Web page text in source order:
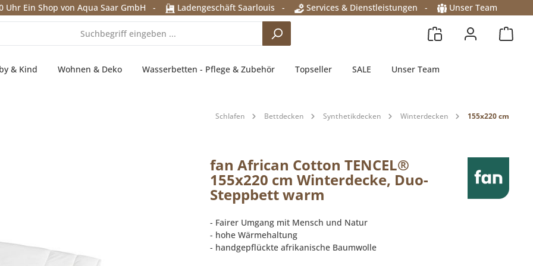
Uhr Ein Shop von Aqua Saar GmbH - Ladengeschäft Saarlouis - Services & Dienstleistungen - Unser Team
& Kind Wohnen & Deko Wasserbetten - Pflege & Zubehör Topseller SALE Unser Team
Schlafen Bettdecken Synthetikdecken Winterdecken 155x220 cm
fan African Cotton TENCEL®
155x220 cm Winterdecke, Duo-
Steppbett warm
- Fairer Umgang mit Mensch und Natur
- hohe Wärmehaltung
- handgepflückte afrikanische Baumwolle